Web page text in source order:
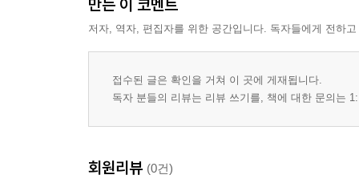
만든 이 코멘트
저자, 역자, 편집자를 위한 공간입니다. 독자들에게 전하
접수된 글은 확인을 거쳐 이 곳에 게재됩니다.
독자 분들의 리뷰는 리뷰 쓰기를, 책에 대한 문의는
회원리뷰 (0건)